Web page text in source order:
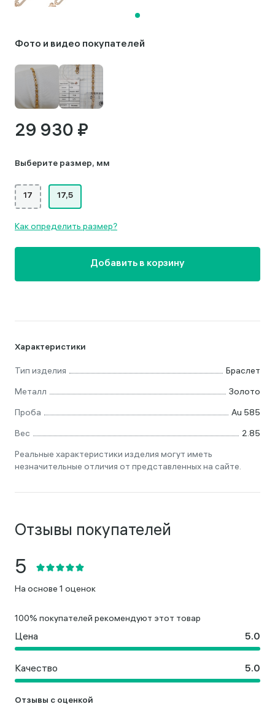
Фото и видео покупателей
Характеристики
Тип изделия
Браслет
Металл
Золото
Проба
Au 585
Вес
2.85
Реальные характеристики изделия могут иметь
незначительные отличия от представленных на сайте.
29 930 ₽
Выберите размер, мм
17 17,5
Как определить размер?
Добавить в корзину
Отзывы покупателей
На основе 1 оценок
100% покупателей рекомендуют этот товар
Цена
Качество
Отзывы с оценкой